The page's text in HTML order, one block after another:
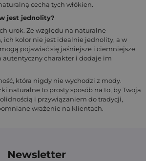
cechą tych włókien.
jest jednolity?
urok. Ze względu na naturalne
ich kolor nie jest idealnie jednolity, a w
pojawiać się jaśniejsze i ciemniejsze
autentyczny charakter i dodaje im
która nigdy nie wychodzi z mody.
naturalne to prosty sposób na to, by Twoja
i przywiązaniem do tradycji,
wrażenie na klientach.
Newsletter